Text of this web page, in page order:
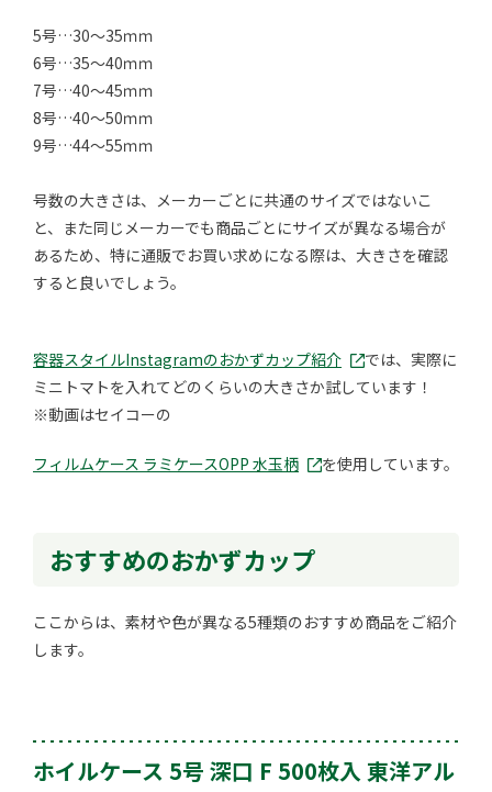
5号…30～35ｍｍ
6号…35～40ｍｍ
7号…40～45ｍｍ
8号…40～50ｍｍ
9号…44～55ｍｍ
号数の大きさは、メーカーごとに共通のサイズではないこ
と、また同じメーカーでも商品ごとにサイズが異なる場合が
あるため、特に通販でお買い求めになる際は、大きさを確認
すると良いでしょう。
容器スタイルInstagramのおかずカップ紹介
では、実際に
ミニトマトを入れてどのくらいの大きさか試しています！
※動画はセイコーの
フィルムケース ラミケースOPP 水玉柄 を使用しています。
おすすめのおかずカップ
ここからは、素材や色が異なる5種類のおすすめ商品をご紹介
します。
ホイルケース 5号 深口 F 500枚入 東洋アル